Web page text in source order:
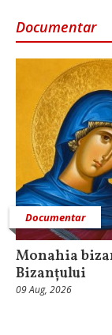
Documentar
Documentar
Monahia
Bizanțului
09 Aug, 2026